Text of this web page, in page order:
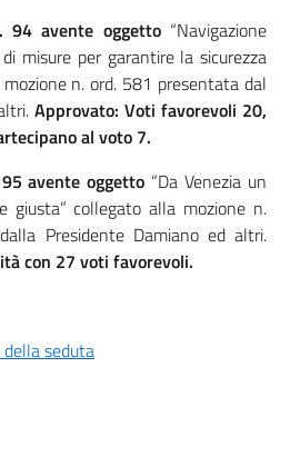
94 avente oggetto“Navigazione
misure per garantire la sicurezza
n. ord. 581 presentata dal
Approvato: Voti favorevoli 20,
al voto 7.
avente oggetto “Da Venezia un
giusta” collegato alla mozione n.
Presidente Damiano ed altri.
con 27 voti favorevoli.
seduta